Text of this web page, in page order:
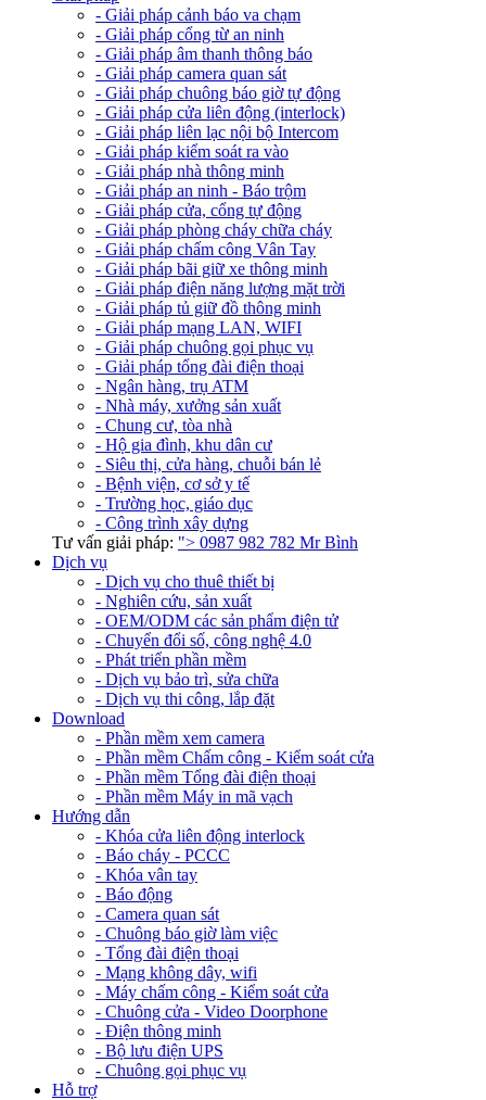
- Giải pháp cảnh báo va chạm
- Giải pháp cổng từ an ninh
- Giải pháp âm thanh thông báo
- Giải pháp camera quan sát
- Giải pháp chuông báo giờ tự động
- Giải pháp cửa liên động (interlock)
- Giải pháp liên lạc nội bộ Intercom
- Giải pháp kiểm soát ra vào
- Giải pháp nhà thông minh
- Giải pháp an ninh - Báo trộm
- Giải pháp cửa, cổng tự động
- Giải pháp phòng cháy chữa cháy
- Giải pháp chấm công Vân Tay
- Giải pháp bãi giữ xe thông minh
- Giải pháp điện năng lượng mặt trời
- Giải pháp tủ giữ đồ thông minh
- Giải pháp mạng LAN, WIFI
- Giải pháp chuông gọi phục vụ
- Giải pháp tổng đài điện thoại
- Ngân hàng, trụ ATM
- Nhà máy, xưởng sản xuất
- Chung cư, tòa nhà
- Hộ gia đình, khu dân cư
- Siêu thị, cửa hàng, chuỗi bán lẻ
- Bệnh viện, cơ sở y tế
- Trường học, giáo dục
- Công trình xây dựng
Tư vấn giải pháp: "> 0987 982 782 Mr Bình
Dịch vụ
- Dịch vụ cho thuê thiết bị
- Nghiên cứu, sản xuất
- OEM/ODM các sản phẩm điện tử
- Chuyển đổi số, công nghệ 4.0
- Phát triển phần mềm
- Dịch vụ bảo trì, sửa chữa
- Dịch vụ thi công, lắp đặt
Download
- Phần mềm xem camera
- Phần mềm Chấm công - Kiểm soát cửa
- Phần mềm Tổng đài điện thoại
- Phần mềm Máy in mã vạch
Hướng dẫn
- Khóa cửa liên động interlock
- Báo cháy - PCCC
- Khóa vân tay
- Báo động
- Camera quan sát
- Chuông báo giờ làm việc
- Tổng đài điện thoại
- Mạng không dây, wifi
- Máy chấm công - Kiểm soát cửa
- Chuông cửa - Video Doorphone
- Điện thông minh
- Bộ lưu điện UPS
- Chuông gọi phục vụ
Hỗ trợ